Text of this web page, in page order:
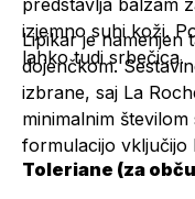
predstavlja balzam
izjemno suhi koži.
lahko tudi srbečica.
Lipikar je namenjen
dojenčkom.
izbrane, saj La
minimalnim
formulacijo vključijo
Toleriane (za